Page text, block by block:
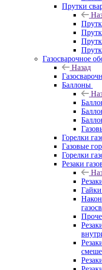
Прутки
Газосварочное
Назад
Баллоны
Горелки
Газовые
Горелки
Резаки